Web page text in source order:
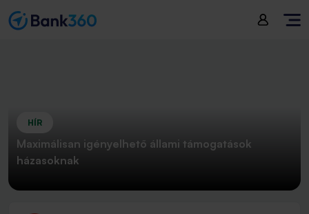
HÍR
Maximálisan igényelhető állami támogatások
házasoknak